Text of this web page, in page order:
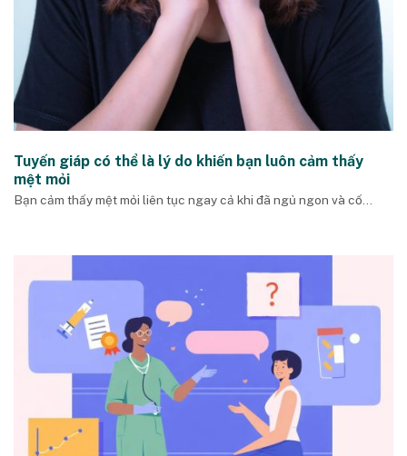
Tuyến giáp có thể là lý do khiến bạn luôn cảm thấy
mệt mỏi
Bạn cảm thấy mệt mỏi liên tục ngay cả khi đã ngủ ngon và cố...